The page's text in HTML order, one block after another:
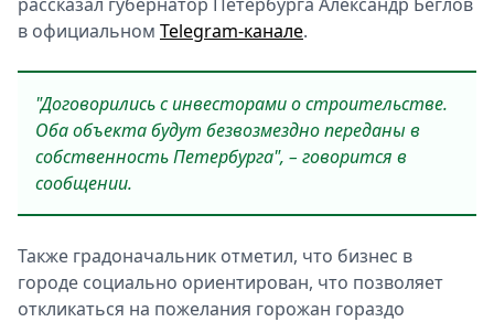
в официальном Telegram-канале.
"Договорились с инвесторами о строительстве.
Оба объекта будут безвозмездно переданы в
собственность Петербурга", – говорится в
сообщении.
Также градоначальник отметил, что бизнес в
городе социально ориентирован, что позволяет
откликаться на пожелания горожан гораздо